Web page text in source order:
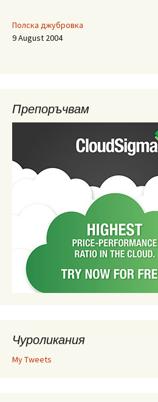
Полска джубровка
9 August 2004
Препоръчвам
Чуроликания
My Tweets